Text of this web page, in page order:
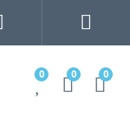
0 0 0